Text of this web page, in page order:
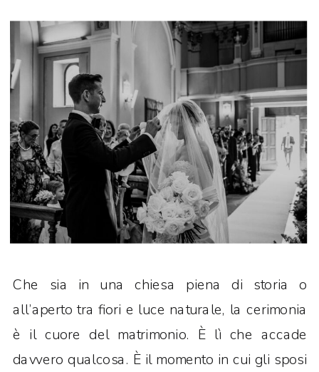
Che sia in una chiesa piena di storia o
all’aperto tra fiori e luce naturale, la cerimonia
è il cuore del matrimonio. È lì che accade
davvero qualcosa. È il momento in cui gli sposi